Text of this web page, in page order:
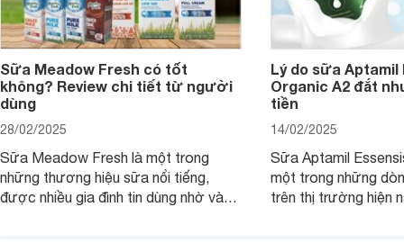
Sữa Meadow Fresh có tốt
không? Review chi tiết từ người
dùng
28/02/2025
Sữa Meadow Fresh là một trong
những thương hiệu sữa nổi tiếng,
được nhiều gia đình tin dùng nhờ vào
Lý do sữa Aptamil
Organic A2 đắt
tiền
14/02/2025
Sữa Aptamil
một trong những
trên thị trường hiện